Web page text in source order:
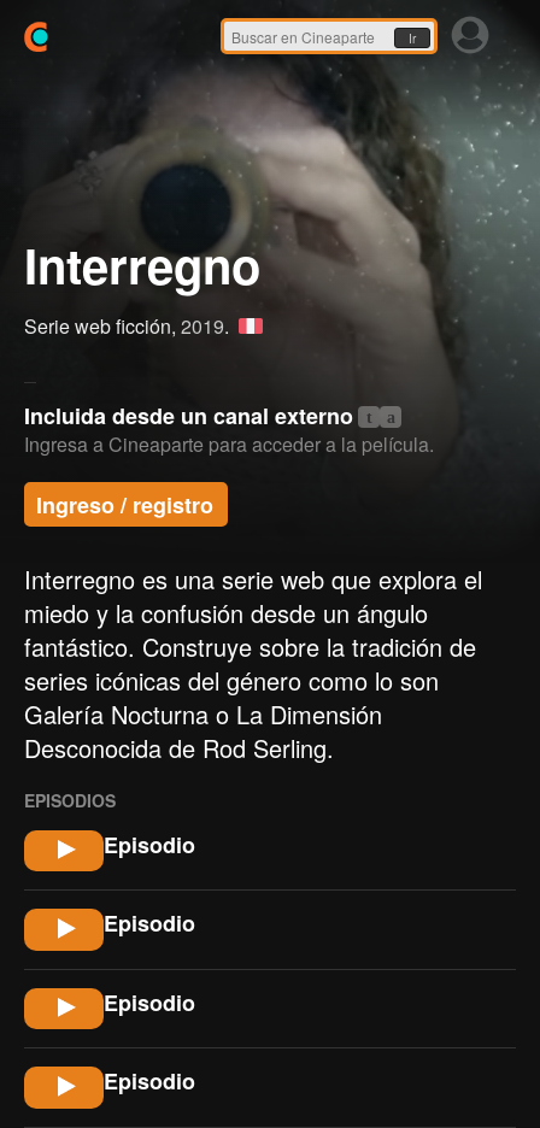
Ir
Interregno
Serie web ficción, 2019.
Incluida desde un canal externo t a
Ingresa a Cineaparte para acceder a la película.
Ingreso / registro
Interregno es una serie web que explora el
miedo y la confusión desde un ángulo
fantástico. Construye sobre la tradición de
series icónicas del género como lo son
Galería Nocturna o La Dimensión
Desconocida de Rod Serling.
EPISODIOS
Episodio
Episodio
Episodio
Episodio